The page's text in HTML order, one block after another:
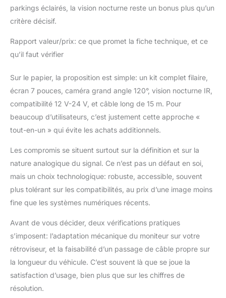
parkings éclairés, la vision nocturne reste un bonus plus qu’un
critère décisif.
Rapport valeur/prix: ce que promet la fiche technique, et ce
qu’il faut vérifier
Sur le papier, la proposition est simple: un kit complet filaire,
écran 7 pouces, caméra grand angle 120°, vision nocturne IR,
compatibilité 12 V-24 V, et câble long de 15 m. Pour
beaucoup d’utilisateurs, c’est justement cette approche «
tout-en-un » qui évite les achats additionnels.
Les compromis se situent surtout sur la définition et sur la
nature analogique du signal. Ce n’est pas un défaut en soi,
mais un choix technologique: robuste, accessible, souvent
plus tolérant sur les compatibilités, au prix d’une image moins
fine que les systèmes numériques récents.
Avant de vous décider, deux vérifications pratiques
s’imposent: l’adaptation mécanique du moniteur sur votre
rétroviseur, et la faisabilité d’un passage de câble propre sur
la longueur du véhicule. C’est souvent là que se joue la
satisfaction d’usage, bien plus que sur les chiffres de
résolution.